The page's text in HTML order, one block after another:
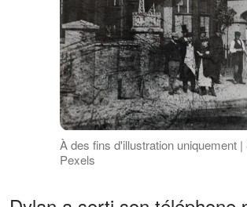
À des fins d'illustration uniquement |
Pexels